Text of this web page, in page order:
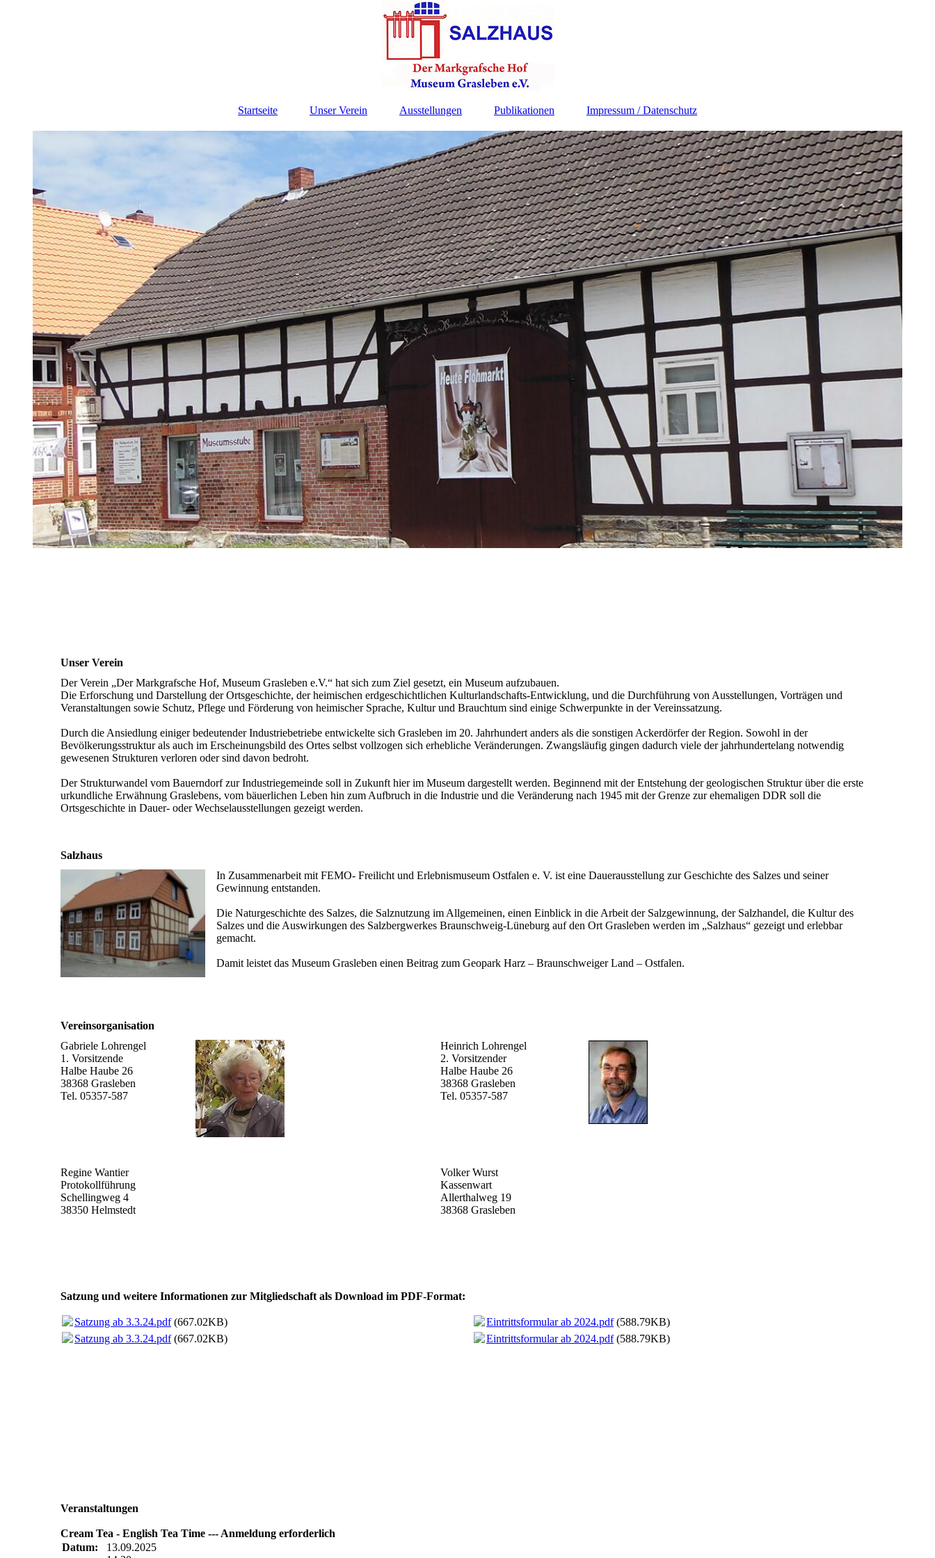
Startseite Unser Verein Ausstellungen Publikationen Impressum / Datenschutz
Unser Verein
Der Verein „Der Markgrafsche Hof, Museum Grasleben e.V.“ hat sich zum Ziel gesetzt, ein Museum aufzubauen.
Die Erforschung und Darstellung der Ortsgeschichte, der heimischen erdgeschichtlichen Kulturlandschafts-Entwicklung, und die Durchführung von Ausstellungen, Vorträgen und
Veranstaltungen sowie Schutz, Pflege und Förderung von heimischer Sprache, Kultur und Brauchtum sind einige Schwerpunkte in der Vereinssatzung.
Durch die Ansiedlung einiger bedeutender Industriebetriebe entwickelte sich Grasleben im 20. Jahrhundert anders als die sonstigen Ackerdörfer der Region. Sowohl in der
Bevölkerungsstruktur als auch im Erscheinungsbild des Ortes selbst vollzogen sich erhebliche Veränderungen. Zwangsläufig gingen dadurch viele der jahrhundertelang notwendig
gewesenen Strukturen verloren oder sind davon bedroht.
Der Strukturwandel vom Bauerndorf zur Industriegemeinde soll in Zukunft hier im Museum dargestellt werden. Beginnend mit der Entstehung der geologischen Struktur über die erste
urkundliche Erwähnung Graslebens, vom bäuerlichen Leben hin zum Aufbruch in die Industrie und die Veränderung nach 1945 mit der Grenze zur ehemaligen DDR soll die
Ortsgeschichte in Dauer- oder Wechselausstellungen gezeigt werden.
Salzhaus
In Zusammenarbeit mit FEMO- Freilicht und Erlebnismuseum Ostfalen e. V. ist eine Dauerausstellung zur Geschichte des Salzes und seiner
Gewinnung entstanden.
Die Naturgeschichte des Salzes, die Salznutzung im Allgemeinen, einen Einblick in die Arbeit der Salzgewinnung, der Salzhandel, die Kultur des
Salzes und die Auswirkungen des Salzbergwerkes Braunschweig-Lüneburg auf den Ort Grasleben werden im „Salzhaus“ gezeigt und erlebbar
gemacht.
Damit leistet das Museum Grasleben einen Beitrag zum Geopark Harz – Braunschweiger Land – Ostfalen.
Vereinsorganisation
Gabriele Lohrengel
1. Vorsitzende
Halbe Haube 26
38368 Grasleben
Tel. 05357-587
Heinrich Lohrengel
2. Vorsitzender
Halbe Haube 26
38368 Grasleben
Tel. 05357-587
Regine Wantier
Protokollführung
Schellingweg 4
38350 Helmstedt
Volker Wurst
Kassenwart
Allerthalweg 19
38368 Grasleben
Satzung und weitere Informationen zur Mitgliedschaft als Download im PDF-Format:
Satzung ab 3.3.24.pdf(667.02KB)
Satzung ab 3.3.24.pdf(667.02KB)
Eintrittsformular ab 2024.pdf(588.79KB)
Eintrittsformular ab 2024.pdf(588.79KB)
Veranstaltungen
Cream Tea - English Tea Time --- Anmeldung erforderlich
Datum:
13.09.2025